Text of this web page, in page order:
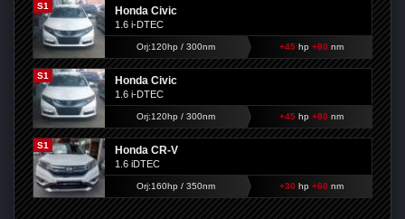
S1 Honda Civic
1.6 i-DTEC
Orj:120hp / 300nm +45hp +80 nm
S1 Honda Civic
1.6 i-DTEC
Orj:120hp / 300nm +45hp +80 nm
S1 Honda CR-V
1.6 iDTEC
Orj:160hp / 350nm +30 hp +60 nm